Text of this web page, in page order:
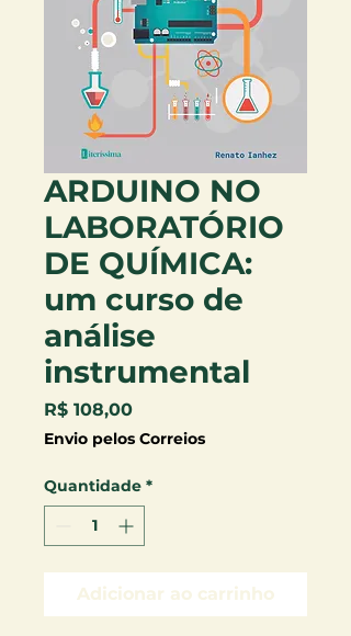
ARDUINO NO
LABORATÓRIO
DE QUÍMICA:
um curso de
análise
instrumental
R$ 108,00Preço
Envio pelos Correios
Quantidade *
Adicionar ao carrinho